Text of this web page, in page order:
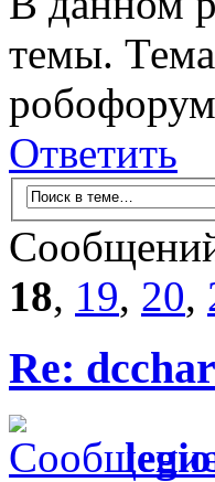
темы.
Ответить
18, 19, 20,
Re: